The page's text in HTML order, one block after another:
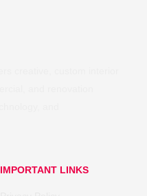
IMPORTANT LINKS